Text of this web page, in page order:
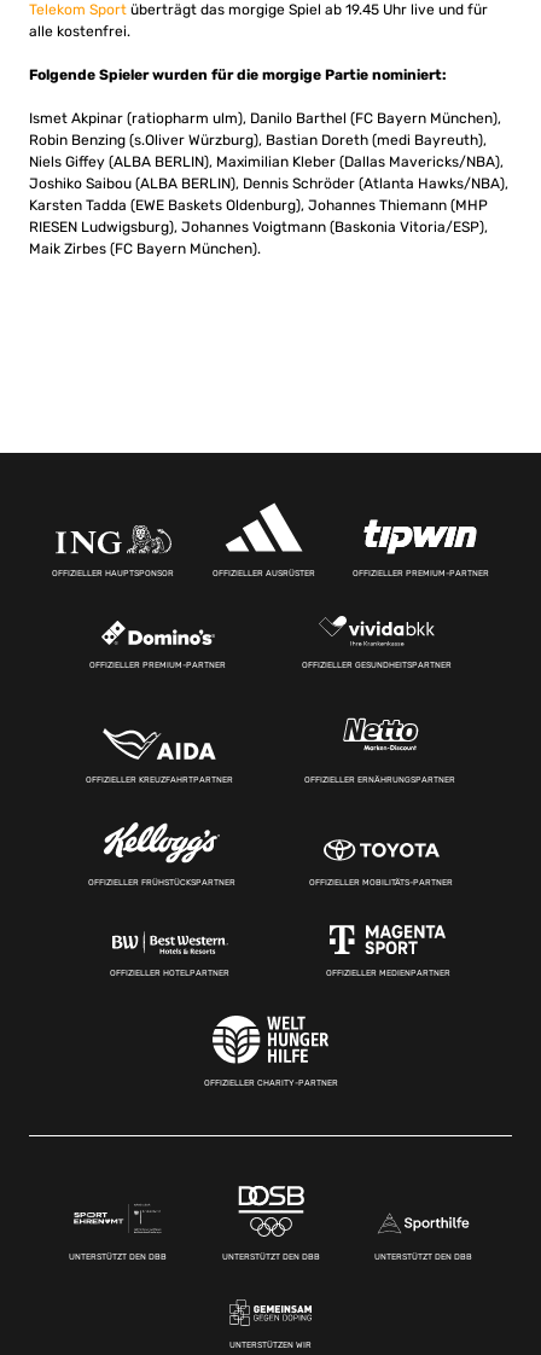
Telekom Sport überträgt das morgige Spiel ab 19.45 Uhr live und für
alle kostenfrei.
Folgende Spieler wurden für die morgige Partie nominiert:
Ismet Akpinar (ratiopharm ulm), Danilo Barthel (FC Bayern München),
Robin Benzing (s.Oliver Würzburg), Bastian Doreth (medi Bayreuth),
Niels Giffey (ALBA BERLIN), Maximilian Kleber (Dallas Mavericks/NBA),
Joshiko Saibou (ALBA BERLIN), Dennis Schröder (Atlanta Hawks/NBA),
Karsten Tadda (EWE Baskets Oldenburg), Johannes Thiemann (MHP
RIESEN Ludwigsburg), Johannes Voigtmann (Baskonia Vitoria/ESP),
Maik Zirbes (FC Bayern München).
OFFIZIELLER HAUPTSPONSOR OFFIZIELLER AUSRÜSTER OFFIZIELLER PREMIUM-PARTNER
OFFIZIELLER PREMIUM-PARTNER OFFIZIELLER GESUNDHEITSPARTNER
OFFIZIELLER KREUZFAHRTPARTNER OFFIZIELLER ERNÄHRUNGSPARTNER
OFFIZIELLER FRÜHSTÜCKSPARTNER OFFIZIELLER MOBILITÄTS-PARTNER
OFFIZIELLER HOTELPARTNER OFFIZIELLER MEDIENPARTNER
OFFIZIELLER CHARITY-PARTNER
UNTERSTÜTZT DEN DBB UNTERSTÜTZT DEN DBB UNTERSTÜTZT DEN DBB
UNTERSTÜTZEN WIR